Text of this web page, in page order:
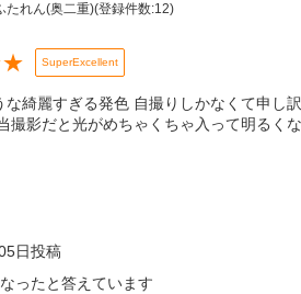
たれん(奥二重)(登録件数:12)
★ SuperExcellent
な綺麗すぎる発色 自撮りしかなくて申し
撮影だと光がめちゃくちゃ入って明るく
日投稿
ったと答えています